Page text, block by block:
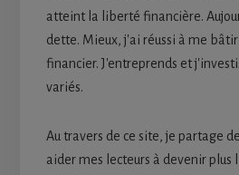
atteint la liberté financière.
dette. Mieux, j'ai réussi à me
financier. J'entreprends et
variés.
Au travers de ce site, je partage
aider mes lecteurs à devenir